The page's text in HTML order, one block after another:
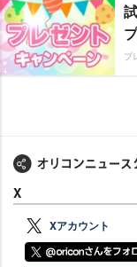
プ
X
Xアカウント